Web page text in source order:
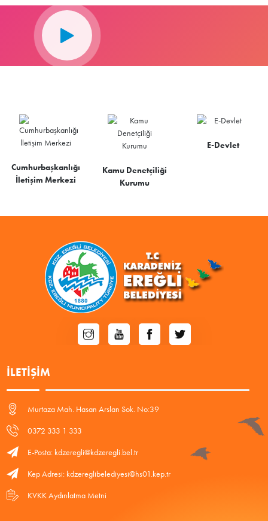
Cumhurbaşkanlığı
İletişim Merkezi
Kamu Denetçiliği
Kurumu
E-Devlet
İLETIŞIM
Murtaza Mah. Hasan Arslan Sok. No:39
0372 333 1 333
E-Posta: kdzeregli@kdzeregli.bel.tr
Kep Adresi: kdzereglibelediyesi@hs01.kep.tr
KVKK Aydınlatma Metni